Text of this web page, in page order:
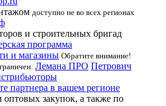
доступно не во всех регионах
и строительных бригад
программа
и магазины Обратите внимание!
Лемана ПРО Петрович
партнера в вашем регионе
закупок, а также по